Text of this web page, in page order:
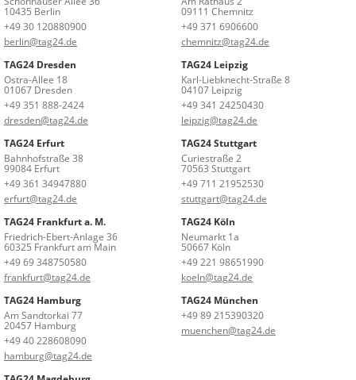
10435 Berlin
+49 30 120880900
berlin@tag24.de
09111 Chemnitz
+49 371 6906600
chemnitz@tag24.de
TAG24 Dresden
Ostra-Allee 18
01067 Dresden
+49 351 888-2424
dresden@tag24.de
TAG24 Leipzig
Karl-Liebknecht-Straße 8
04107 Leipzig
+49 341 24250430
leipzig@tag24.de
TAG24 Erfurt
Bahnhofstraße 38
99084 Erfurt
+49 361 34947880
erfurt@tag24.de
TAG24 Stuttgart
Curiestraße 2
70563 Stuttgart
+49 711 21952530
stuttgart@tag24.de
TAG24 Frankfurt a. M.
Friedrich-Ebert-Anlage 36
60325 Frankfurt am Main
+49 69 348750580
frankfurt@tag24.de
TAG24 Köln
Neumarkt 1a
50667 Köln
+49 221 98651990
koeln@tag24.de
TAG24 Hamburg
Am Sandtorkai 77
20457 Hamburg
+49 40 228608090
hamburg@tag24.de
TAG24 München
+49 89 215390320
muenchen@tag24.de